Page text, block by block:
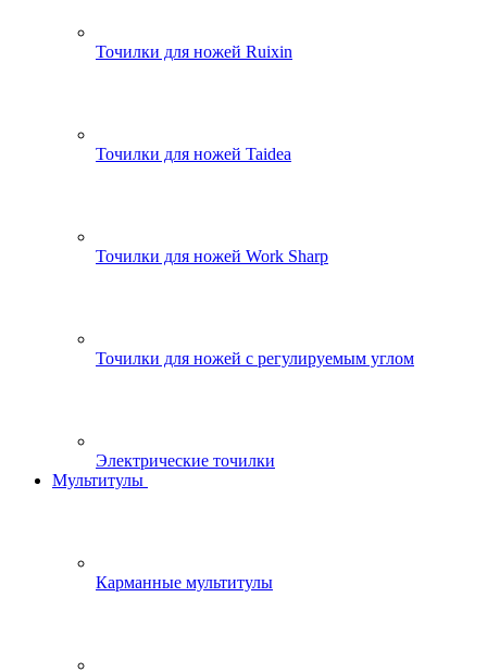
Точилки для ножей Ruixin
Точилки для ножей Taidea
Точилки для ножей Work Sharp
Точилки для ножей с регулируемым углом
Электрические точилки
Мультитулы
Карманные мультитулы